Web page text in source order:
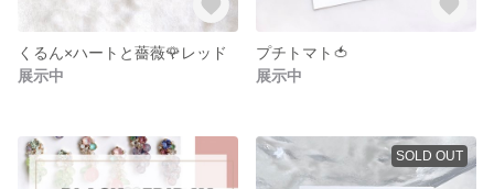
くるん×ハートと薔薇🌹レッド
展示中
プチトマト🍅
展示中
SOLD OUT